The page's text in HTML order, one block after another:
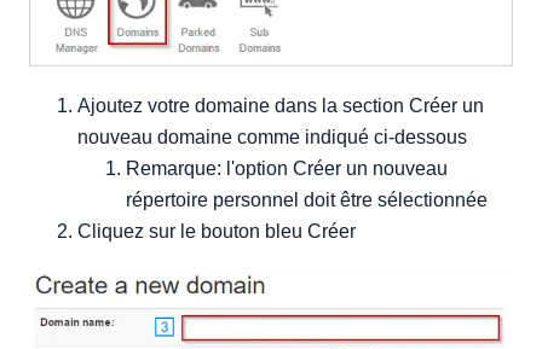
Ajoutez votre domaine dans la section Créer un
nouveau domaine comme indiqué ci-dessous
Remarque: l'option Créer un nouveau
répertoire personnel doit être sélectionnée
Cliquez sur le bouton bleu Créer